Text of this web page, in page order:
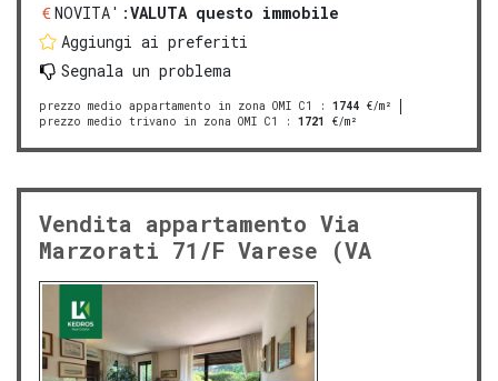
NOVITA':VALUTA questo immobile
Aggiungi ai preferiti
Segnala un problema
prezzo medio appartamento in zona OMI C1 : 1744 €/m²
prezzo medio trivano in zona OMI C1
: 1721 €/m²
Vendita appartamento Via
Marzorati 71/F Varese (VA